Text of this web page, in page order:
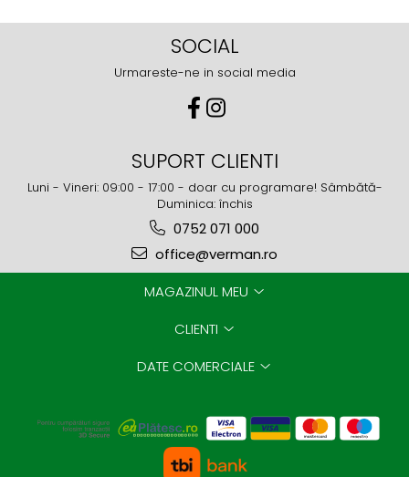
SOCIAL
Urmareste-ne in social media
SUPORT CLIENTI
Luni - Vineri: 09:00 - 17:00 - doar cu programare! Sâmbătă-
Duminica: închis
0752 071 000
office@verman.ro
MAGAZINUL MEU
CLIENTI
DATE COMERCIALE